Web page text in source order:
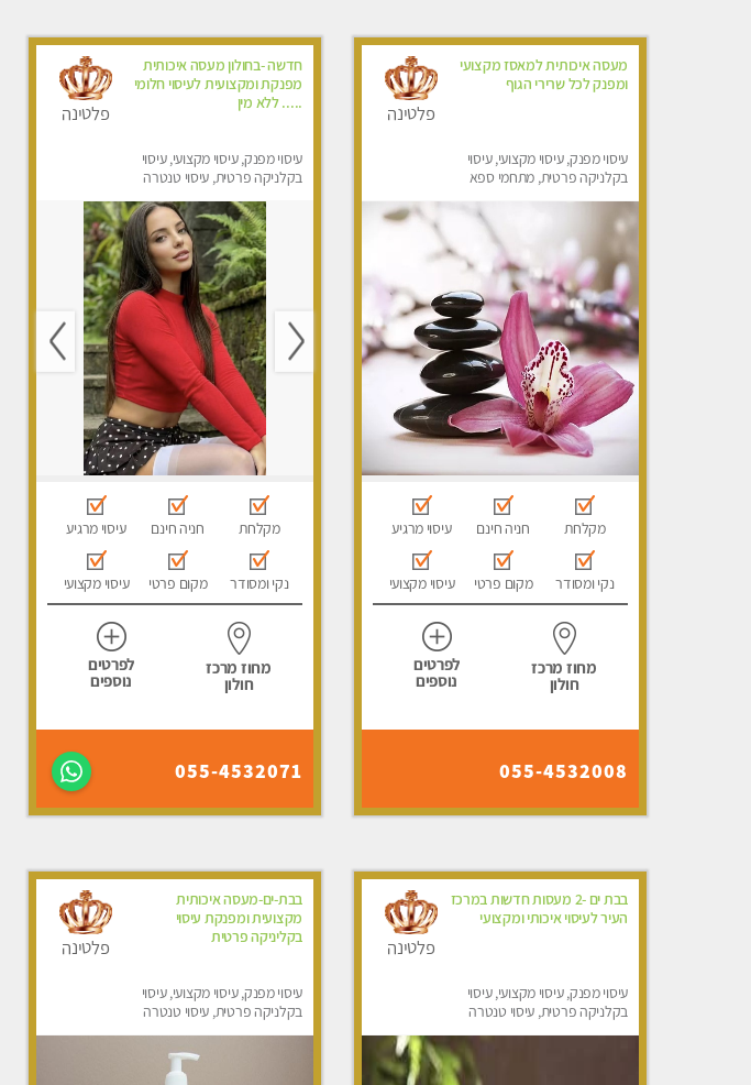
מעסה איכותית למאסז מקצועי
ומפנק לכל שרירי הגוף
עיסוי מפנק, עיסוי מקצועי, עיסוי
בקלניקה פרטית, מתחמי ספא
טנטרה
פלטינה
מקלחת חניה חינם עיסוי מרגיע
נקי ומסודר מקום פרטי עיסוי מקצועי
מחוז מרכז
חולון
לפרטים
נוספים
055-4532008
חדשה -בחולון מעסה איכותית
מפנקת ומקצועית לעיסוי חלומי
..... ללא מין
עיסוי מפנק, עיסוי מקצועי, עיסוי
בקלניקה פרטית, עיסוי טנטרה
פלטינה
מקלחת חניה חינם עיסוי מרגיע
נקי ומסודר מקום פרטי עיסוי מקצועי
מחוז מרכז
חולון
לפרטים
נוספים
055-4532071
בבת ים -2 מעסות חדשות במרכז
העיר לעיסוי איכותי ומקצועי
עיסוי מפנק, עיסוי מקצועי, עיסוי
בקלניקה פרטית, עיסוי טנטרה
פלטינה
בבת-ים-מעסה איכותית
מקצועית ומפנקת עיסוי
בקליניקה פרטית
עיסוי מפנק, עיסוי מקצועי, עיסוי
בקלניקה פרטית, עיסוי טנטרה
פלטינה